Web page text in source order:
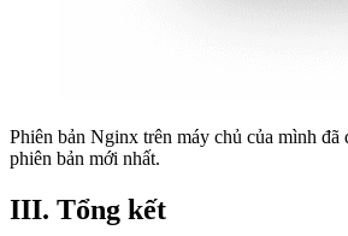
Phiên bản Nginx trên máy chủ của mình đã
phiên bản mới nhất.
III. Tổng kết